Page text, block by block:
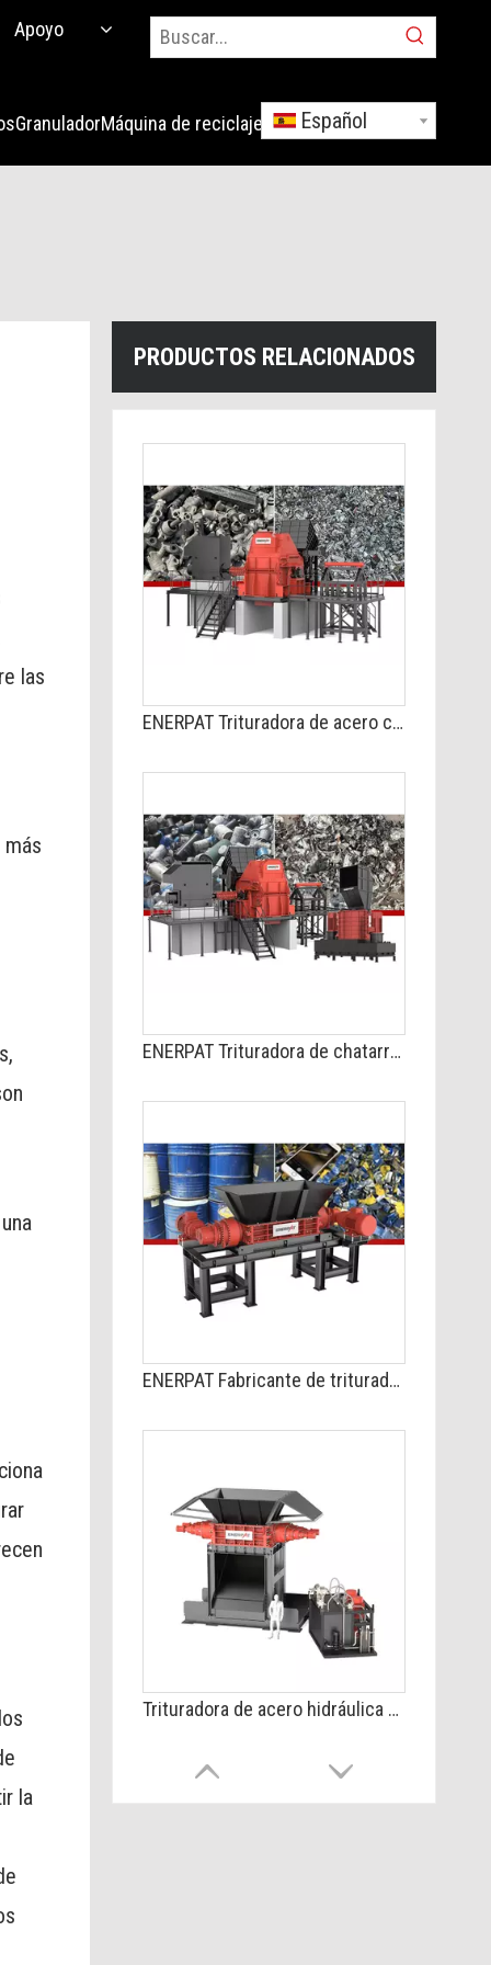
Apoyo
GranuladorMáquina de reciclaje SolicitudEspañol
las
la
PRODUCTOS RELACIONADOS
ENERPAT Trituradora de acero con molino de martillos a la venta
ENERPAT Trituradora de chatarra con molino de martillos para carrocerías y electrodomésticos
ENERPAT Fabricante de trituradora de tambor de acero MSB-E2200
Trituradora de acero hidráulica de doble eje